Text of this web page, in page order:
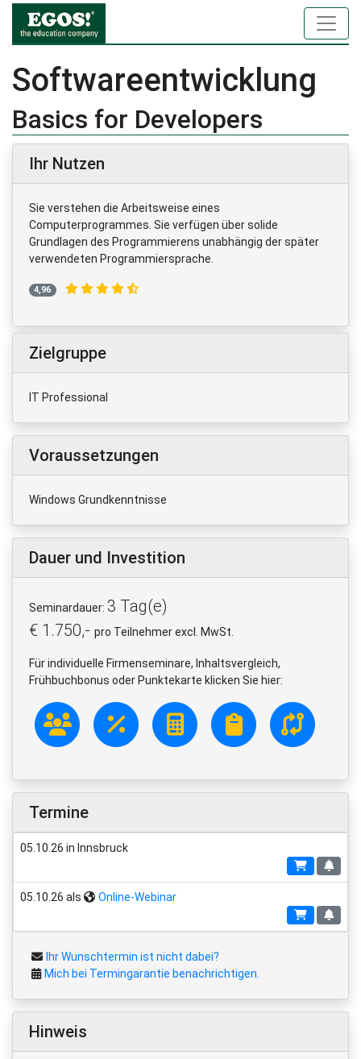
Softwareentwicklung
Basics for Developers
Ihr Nutzen
Sie verstehen die Arbeitsweise eines
Computerprogrammes. Sie verfügen über solide
Grundlagen des Programmierens unabhängig der später
verwendeten Programmiersprache.
4,96
Zielgruppe
IT Professional
Voraussetzungen
Windows Grundkenntnisse
Dauer und Investition
Seminardauer: 3 Tag(e)
€ 1.750,- pro Teilnehmer excl. MwSt.
Für individuelle Firmenseminare, Inhaltsvergleich,
Frühbuchbonus oder Punktekarte klicken Sie hier:
Termine
05.10.26 in Innsbruck
05.10.26 als Online-Webinar
Ihr Wunschtermin ist nicht dabei?
Mich bei Termingarantie benachrichtigen.
Hinweis